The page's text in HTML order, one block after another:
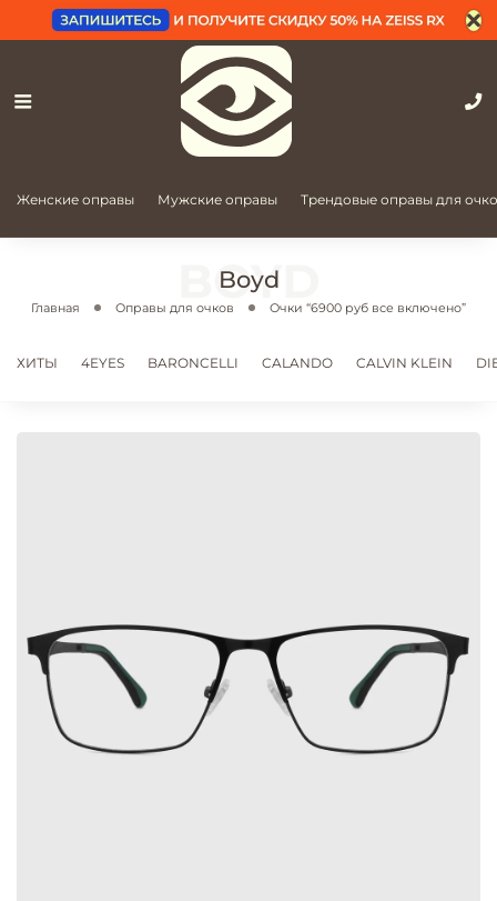
Женские оправы Мужские оправы Трендовые оправы для
Boyd
Главная Оправы для очков Очки “6900 руб все включено”
ХИТЫ 4EYES BARONCELLI CALANDO CALVIN KLEIN